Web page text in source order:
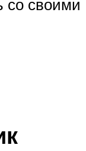
со своими